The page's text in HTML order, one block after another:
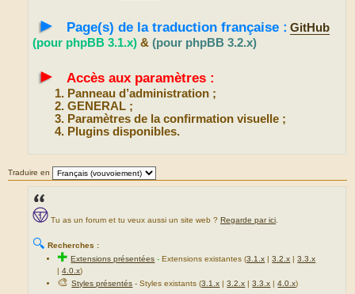
► Page(s) de la traduction française : GitHub
(pour phpBB 3.1.x) & (pour phpBB 3.2.x)
► Accès aux paramètres :
Panneau d’administration ;
GENERAL ;
Paramètres de la confirmation visuelle ;
Plugins disponibles.
Traduire en
Tu as un forum et tu veux aussi un site web ? Regarde par ici.
🔍 Recherches :
✚Extensions présentées - Extensions existantes (3.1.x |3.2.x |3.3.x
|4.0.x)
🎨Styles présentés - Styles existants (3.1.x |3.2.x |3.3.x |4.0.x)